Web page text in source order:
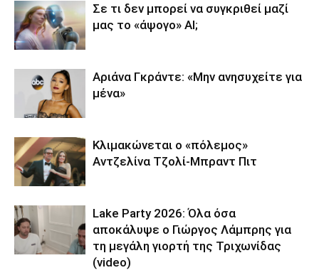
Σε τι δεν μπορεί να συγκριθεί μαζί
μας το «άψογο» AI;
Αριάνα Γκράντε: «Μην ανησυχείτε για
μένα»
Κλιμακώνεται ο «πόλεμος»
Αντζελίνα Τζολί-Μπραντ Πιτ
Lake Party 2026: Όλα όσα
αποκάλυψε ο Γιώργος Λάμπρης για
τη μεγάλη γιορτή της Τριχωνίδας
(video)